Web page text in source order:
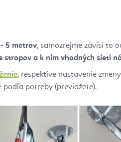
5 metrov, samozrejme závisí to
stropov a k nim vhodných sietí
, respektíve nastavenie
potreby (previažete).